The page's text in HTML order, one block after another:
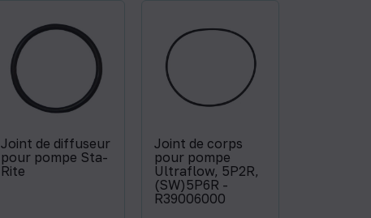
Joint de diffuseur
pour pompe Sta-
Rite
Joint de corps
pour pompe
Ultraflow, 5P2R,
(SW)5P6R -
R39006000